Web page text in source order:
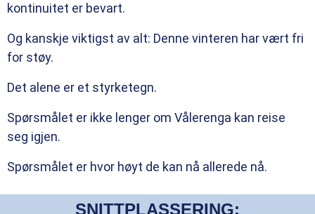
kontinuitet er bevart.
Og kanskje viktigst av alt: Denne vinteren har vært fri
for støy.
Det alene er et styrketegn.
Spørsmålet er ikke lenger om Vålerenga kan reise
seg igjen.
Spørsmålet er hvor høyt de kan nå allerede nå.
SNITTPLASSERING: